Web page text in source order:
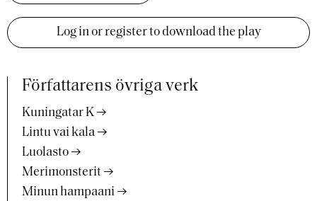
Log in or register to download the play
Författarens övriga verk
Kuningatar K
Lintu vai kala
Luolasto
Merimonsterit
Minun hampaani